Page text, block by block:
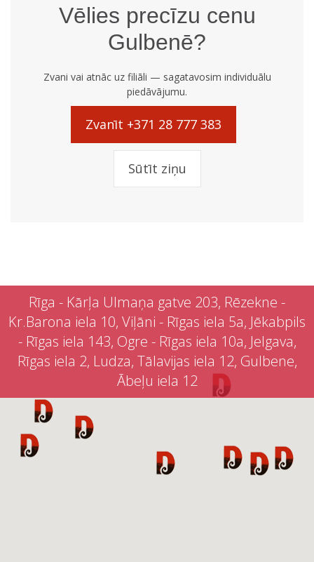
Vēlies precīzu cenu
Gulbenē?
Zvani vai atnāc uz filiāli — sagatavosim individuālu
piedāvājumu.
Zvanīt +371 28 777 383
Sūtīt ziņu
Rīga - Kārļa Ulmaņa gatve 203, Rēzekne -
Kr.Barona iela 10, Viļāni - Rīgas iela 5a, Jēkabpils
- Rīgas iela 143, Ogre - Rīgas iela 10a, Jelgava,
Rīgas iela 2, Ludza, Tālavijas iela 12, Gulbene,
Ābeļu iela 12